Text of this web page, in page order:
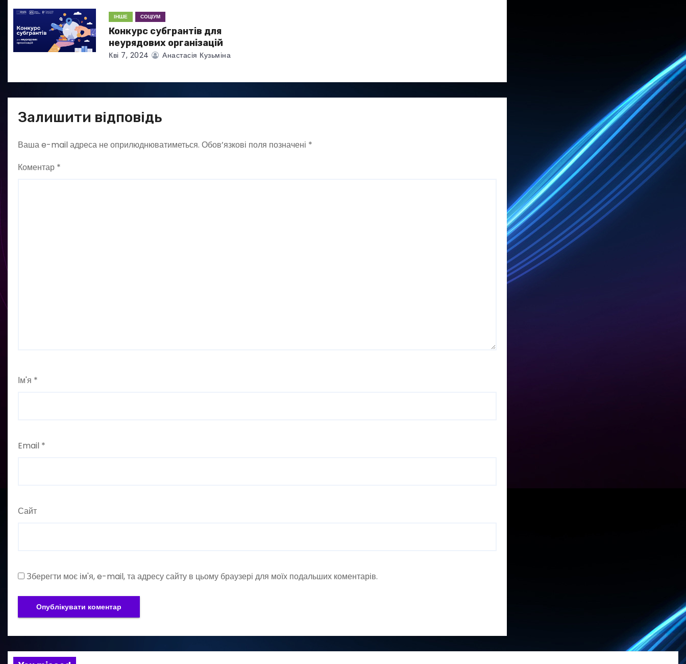
і
в
ІНШЕ СОЦІУМ
Конкурс субгрантів для
неурядових організацій
Кві 7, 2024 Анастасія Кузьміна
Залишити відповідь
Ваша e-mail адреса не оприлюднюватиметься. Обов’язкові поля позначені *
Коментар *
Ім'я *
Email *
Сайт
Зберегти моє ім'я, e-mail, та адресу сайту в цьому браузері для моїх подальших коментарів.